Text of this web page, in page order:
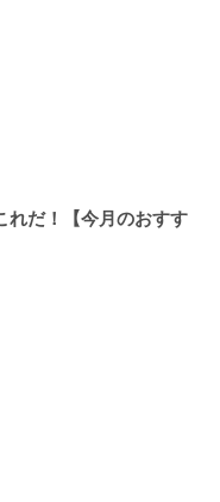
だ！【今月のおすす